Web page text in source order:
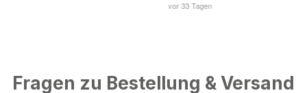
Fragen zu Bestellung & Versand